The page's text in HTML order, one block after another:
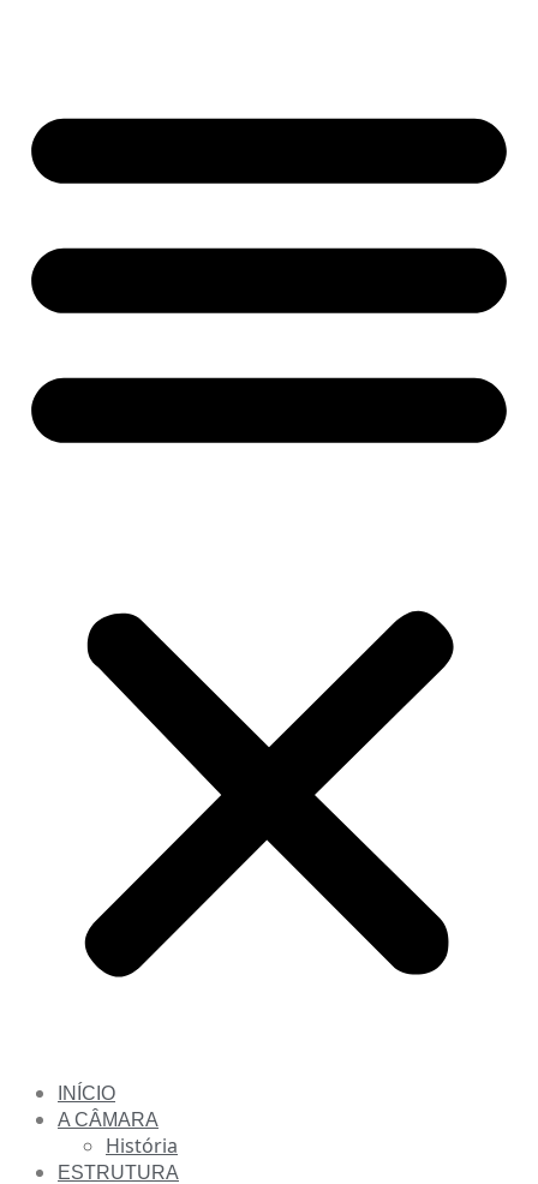
INÍCIO
A CÂMARA
História
ESTRUTURA